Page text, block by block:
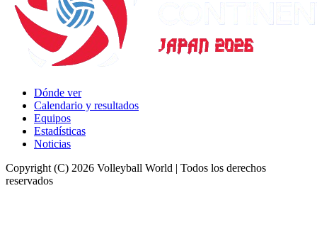
Dónde ver
Calendario y resultados
Equipos
Estadísticas
Noticias
Copyright (C) 2026 Volleyball World | Todos los derechos
reservados